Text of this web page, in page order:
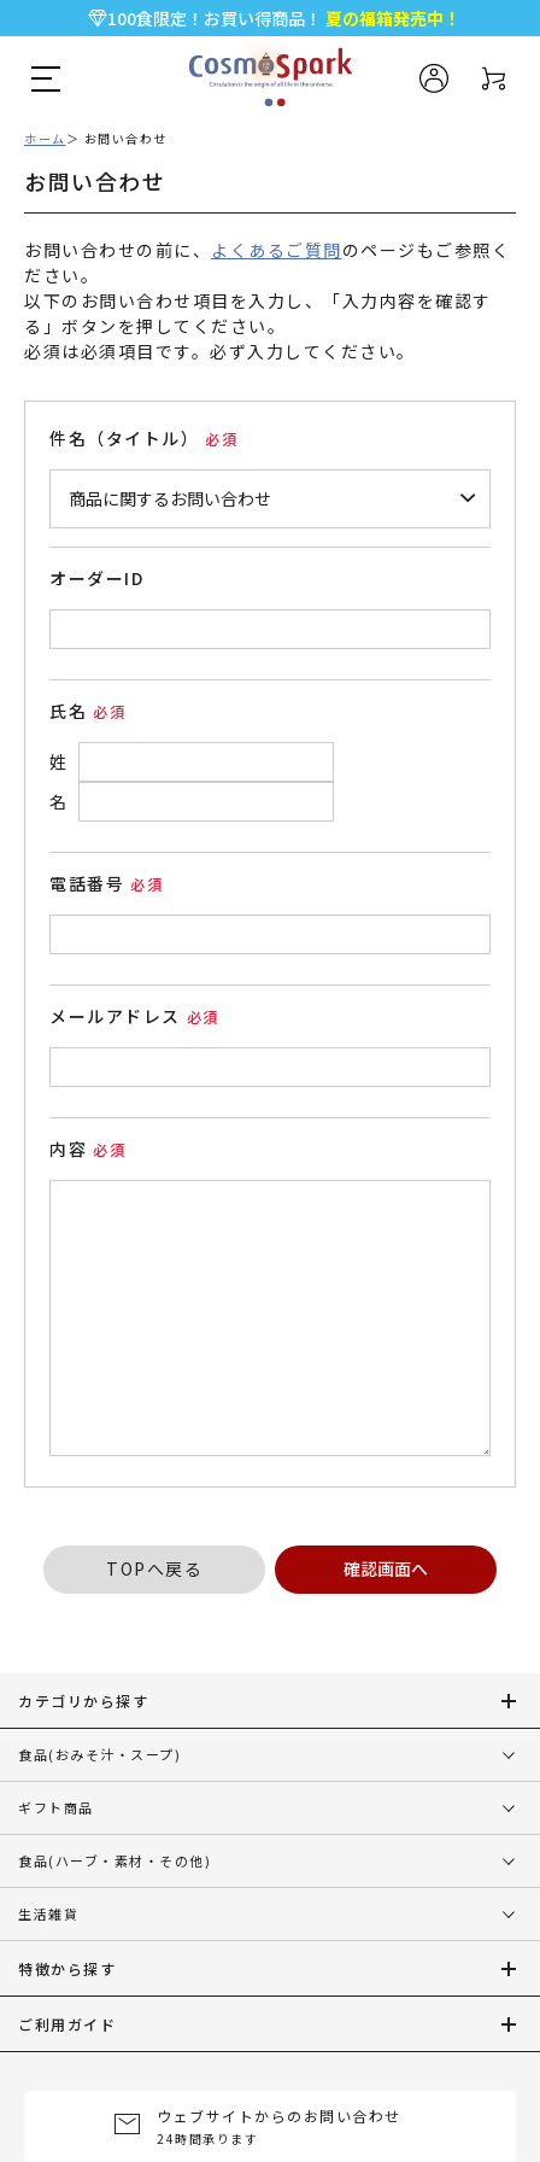
100食限定！お買い得商品！ 夏の福箱発売中！
5,000円以上のお買い物で全国一律送料無料♪
新規会員登録で今すぐ使える500ポイント プレゼント！
ホーム お問い合わせ
お問い合わせ
お問い合わせの前に、 よくあるご質問のページもご参照く
ださい。
以下のお問い合わせ項目を入力し、「入力内容を確認す
る」ボタンを押してください。
必須 は必須項目です。必ず入力してください。
件名（タイトル）
オーダーID
氏名
姓
名
電話番号
メールアドレス
内容
TOPへ戻る 確認画面へ
カテゴリから探す
食品(おみそ汁・スープ)
ギフト商品
食品(ハーブ・素材・その他)
生活雑貨
特徴から探す
ご利用ガイド
ウェブサイトからのお問い合わせ
24時間承ります